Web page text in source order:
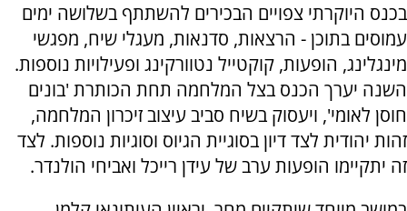
בכנס היוקרתי צפויים הבכירים להשתתף בשלושה ימים
עמוסים בתוכן - הרצאות, סדנאות, מעגלי שיח, מפגשי
מינגלינג, הופעות, קוקטייל נטוורקינג ופעילויות נוספות.
השנה יערך הכנס בצל המלחמה תחת הכותרת 'בונים
חוסן לאומי', ויעסוק בשיח סביב עיצוב זיכרון המלחמה,
זהות יהודית לצד דיון בסוגיית הגיוס וסוגיות נוספות. לצד
זה יתקיימו הופעות ערב של עידן רייכל ואביחי הולנדר.